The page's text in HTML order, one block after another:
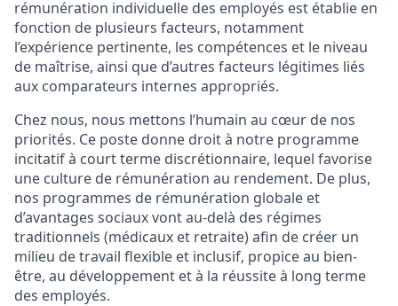
rémunération individuelle des employés est établie en
fonction de plusieurs facteurs, notamment
l’expérience pertinente, les compétences et le niveau
de maîtrise, ainsi que d’autres facteurs légitimes liés
aux comparateurs internes appropriés.
Chez nous, nous mettons l’humain au cœur de nos
priorités. Ce poste donne droit à notre programme
incitatif à court terme discrétionnaire, lequel favorise
une culture de rémunération au rendement. De plus,
nos programmes de rémunération globale et
d’avantages sociaux vont au-delà des régimes
traditionnels (médicaux et retraite) afin de créer un
milieu de travail flexible et inclusif, propice au bien-
être, au développement et à la réussite à long terme
des employés.